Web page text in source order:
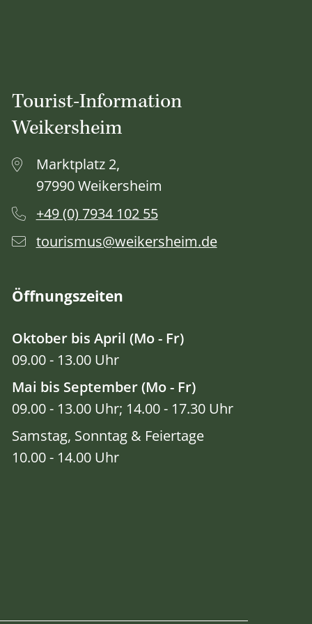
Tourist-Information
Weikersheim
Marktplatz 2,
97990 Weikersheim
+49 (0) 7934 102 55
tourismus@weikersheim.de
Öffnungszeiten
Oktober bis April (Mo - Fr)
09.00 - 13.00 Uhr
Mai bis September (Mo - Fr)
09.00 - 13.00 Uhr; 14.00 - 17.30 Uhr
Samstag, Sonntag & Feiertage
10.00 - 14.00 Uhr